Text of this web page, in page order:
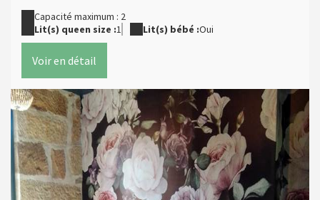
Capacité maximum : 2
Lit(s) queen size :1 Lit(s) bébé :Oui
Voir en détail